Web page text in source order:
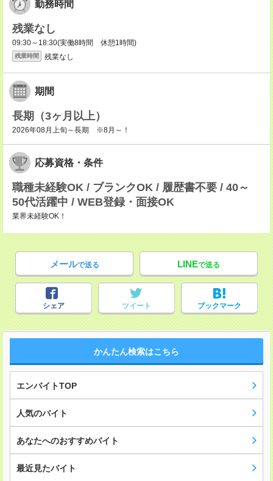
勤務時間
残業なし
09:30～18:30(実働8時間 休憩1時間)
残業時間 残業なし
期間
長期（3ヶ月以上）
2026年08月上旬～長期 ※8月～！
応募資格・条件
職種未経験OK / ブランクOK / 履歴書不要 / 40～
50代活躍中 / WEB登録・面接OK
業界未経験OK！
メールで送る LINEで送る
シェア ツイート ブックマーク
かんたん検索はこちら
エンバイトTOP
人気のバイト
あなたへのおすすめバイト
最近見たバイト